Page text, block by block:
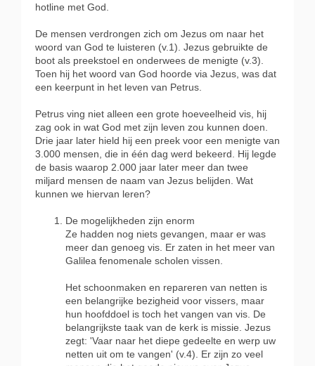
hotline met God.
De mensen verdrongen zich om Jezus om naar het
woord van God te luisteren (v.1). Jezus gebruikte de
boot als preekstoel en onderwees de menigte (v.3).
Toen hij het woord van God hoorde via Jezus, was dat
een keerpunt in het leven van Petrus.
Petrus ving niet alleen een grote hoeveelheid vis, hij
zag ook in wat God met zijn leven zou kunnen doen.
Drie jaar later hield hij een preek voor een menigte van
3.000 mensen, die in één dag werd bekeerd. Hij legde
de basis waarop 2.000 jaar later meer dan twee
miljard mensen de naam van Jezus belijden. Wat
kunnen we hiervan leren?
De mogelijkheden zijn enorm
Ze hadden nog niets gevangen, maar er was
meer dan genoeg vis. Er zaten in het meer van
Galilea fenomenale scholen vissen.
Het schoonmaken en repareren van netten is
een belangrijke bezigheid voor vissers, maar
hun hoofddoel is toch het vangen van vis. De
belangrijkste taak van de kerk is missie. Jezus
zegt: 'Vaar naar het diepe gedeelte en werp uw
netten uit om te vangen' (v.4). Er zijn zo veel